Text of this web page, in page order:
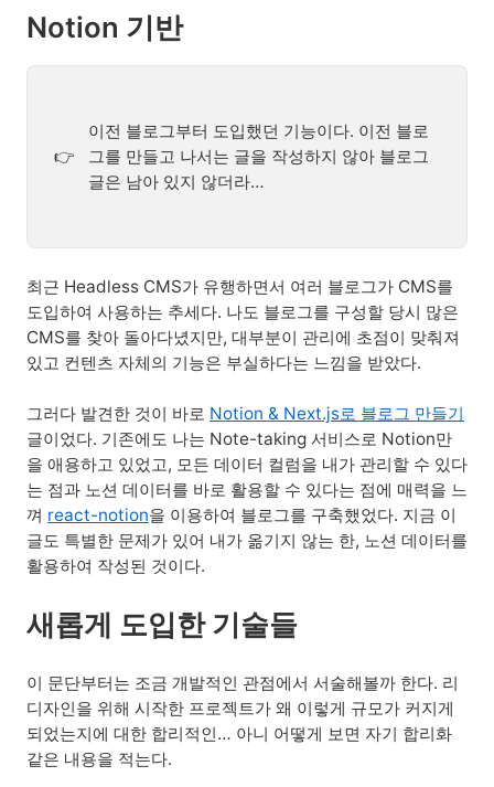
Notion 기반
👉
이전 블로그부터 도입했던 기능이다. 이전 블로
그를 만들고 나서는 글을 작성하지 않아 블로그
글은 남아 있지 않더라…
최근 Headless CMS가 유행하면서 여러 블로그가 CMS를
도입하여 사용하는 추세다. 나도 블로그를 구성할 당시 많은
CMS를 찾아 돌아다녔지만, 대부분이 관리에 초점이 맞춰져
있고 컨텐츠 자체의 기능은 부실하다는 느낌을 받았다.
그러다 발견한 것이 바로 Notion & Next.js로 블로그 만들기
글이었다. 기존에도 나는 Note-taking 서비스로 Notion만
을 애용하고 있었고, 모든 데이터 컬럼을 내가 관리할 수 있다
는 점과 노션 데이터를 바로 활용할 수 있다는 점에 매력을 느
껴 react-notion을 이용하여 블로그를 구축했었다. 지금 이
글도 특별한 문제가 있어 내가 옮기지 않는 한, 노션 데이터를
활용하여 작성된 것이다.
새롭게 도입한 기술들
이 문단부터는 조금 개발적인 관점에서 서술해볼까 한다. 리
디자인을 위해 시작한 프로젝트가 왜 이렇게 규모가 커지게
되었는지에 대한 합리적인… 아니 어떻게 보면 자기 합리화
같은 내용을 적는다.